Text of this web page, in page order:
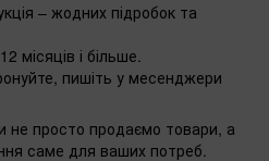
– жодних підробок та
місяців і більше.
пишіть у месенджери
не просто продаємо товари, а
саме для ваших потреб.